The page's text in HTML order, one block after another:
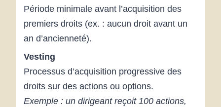
Période minimale avant l’acquisition des
premiers droits (ex. : aucun droit avant un
an d’ancienneté).
Vesting
Processus d’acquisition progressive des
droits sur des actions ou options.
Exemple : un dirigeant reçoit 100 actions,